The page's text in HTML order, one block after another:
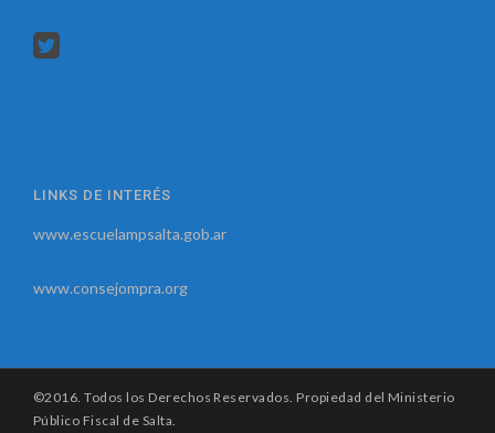
LINKS DE INTERÉS
www.escuelampsalta.gob.ar
www.consejompra.org
©2016. Todos los Derechos Reservados. Propiedad del Ministerio
Público Fiscal de Salta.